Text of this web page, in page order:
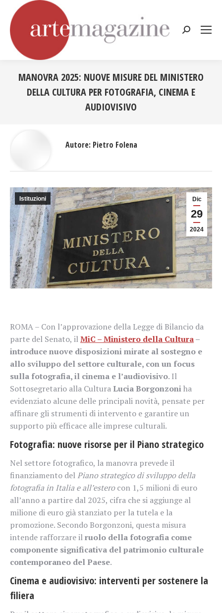
Cerca:
MANOVRA 2025: NUOVE MISURE DEL MINISTERO
DELLA CULTURA PER FOTOGRAFIA, CINEMA E
AUDIOVISIVO
Dic
29
2024
Istituzioni
ROMA – Con l’approvazione della Legge di Bilancio da
parte del Senato, ilMiC – Ministero della Cultura–
introduce nuove disposizioni mirate al sostegno e
allo sviluppo del settore culturale, con un focus
sulla fotografia, il cinema e l’audiovisivo. Il
Sottosegretario alla CulturaLucia Borgonzoniha
evidenziato alcune delle principali novità, pensate per
affinare gli strumenti di intervento e garantire un
supporto più efficace alle imprese culturali.
Fotografia: nuove risorse per il Piano strategico
Nel settore fotografico, la manovra prevede il
finanziamento delPiano strategico di sviluppo della
fotografia in Italia e all’esterocon 1,5 milioni di euro
all’anno a partire dal 2025, cifra che si aggiunge al
milione di euro già stanziato per la tutela e la
promozione. Secondo Borgonzoni, questa misura
intende rafforzare ilruolo della fotografia come
componente significativa del patrimonio culturale
contemporaneo del Paese.
Cinema e audiovisivo: interventi per sostenere la
filiera
Autore: Pietro Folena